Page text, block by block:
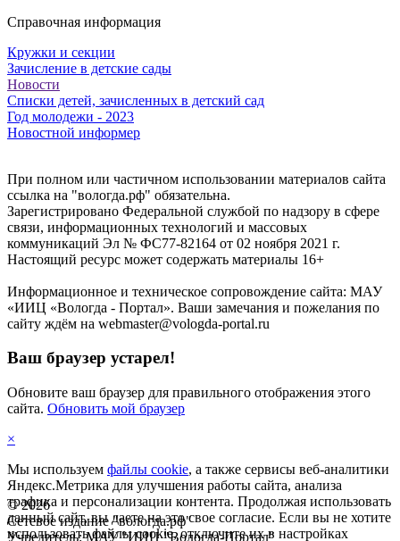
Справочная информация
Кружки и секции
Зачисление в детские сады
Новости
Списки детей, зачисленных в детский сад
Год молодежи - 2023
©2026
Сетевое издание "вологда.рф"
Учредитель: МАУ "ИИЦ "Вологда-Портал"
Новостной информер
При полном или частичном использовании материалов сайта
ссылка на "вологда.рф" обязательна.
Зарегистрировано Федеральной службой по надзору в сфере
связи, информационных технологий и массовых
коммуникаций Эл № ФС77-82164 от 02 ноября 2021 г.
Настоящий ресурс может содержать материалы 16+
Информационное и техническое сопровождение сайта: МАУ
«ИИЦ «Вологда - Портал». Ваши замечания и пожелания по
сайту ждём на webmaster@vologda-portal.ru
Ваш браузер устарел!
Обновите ваш браузер для правильного отображения этого
сайта. Обновить мой браузер
×
Мы используем файлы cookie, а также сервисы веб-аналитики
Яндекс.Метрика для улучшения работы сайта, анализа
трафика и персонализации контента. Продолжая использовать
данный сайт, вы даете на это свое согласие. Если вы не хотите
использовать файлы cookie, отключите их в настройках